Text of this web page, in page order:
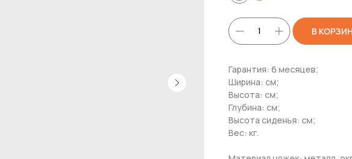
В
Гарантия: 6 месяцев;
Ширина: см;
Высота: см;
Глубина: см;
Высота сиденья: см;
Вес: кг.